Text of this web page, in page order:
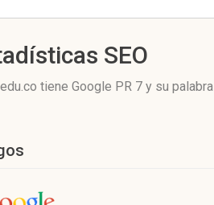
SEO
tiene Google PR 7 y su